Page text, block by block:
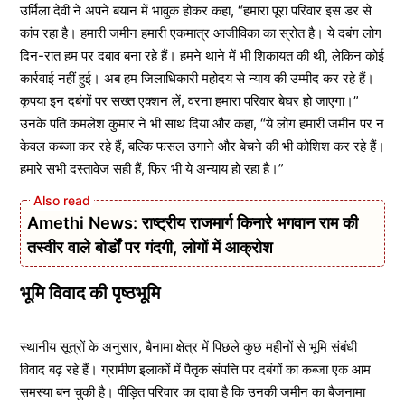
उर्मिला देवी ने अपने बयान में भावुक होकर कहा, “हमारा पूरा परिवार इस डर से
कांप रहा है। हमारी जमीन हमारी एकमात्र आजीविका का स्रोत है। ये दबंग लोग
दिन-रात हम पर दबाव बना रहे हैं। हमने थाने में भी शिकायत की थी, लेकिन कोई
कार्रवाई नहीं हुई। अब हम जिलाधिकारी महोदय से न्याय की उम्मीद कर रहे हैं।
कृपया इन दबंगों पर सख्त एक्शन लें, वरना हमारा परिवार बेघर हो जाएगा।”
उनके पति कमलेश कुमार ने भी साथ दिया और कहा, “ये लोग हमारी जमीन पर न
केवल कब्जा कर रहे हैं, बल्कि फसल उगाने और बेचने की भी कोशिश कर रहे हैं।
हमारे सभी दस्तावेज सही हैं, फिर भी ये अन्याय हो रहा है।”
Amethi News: राष्ट्रीय राजमार्ग किनारे भगवान राम की
तस्वीर वाले बोर्डों पर गंदगी, लोगों में आक्रोश
भूमि विवाद की पृष्ठभूमि
स्थानीय सूत्रों के अनुसार, बैनामा क्षेत्र में पिछले कुछ महीनों से भूमि संबंधी
विवाद बढ़ रहे हैं। ग्रामीण इलाकों में पैतृक संपत्ति पर दबंगों का कब्जा एक आम
समस्या बन चुकी है। पीड़ित परिवार का दावा है कि उनकी जमीन का बैजनामा